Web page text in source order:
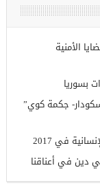
الأمنية
جكمة كوي”
في 2017
دين في أعناقنا